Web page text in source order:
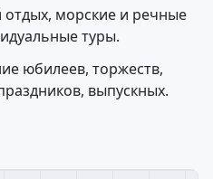
морские и речные
туры.
юбилеев, торжеств,
выпускных.